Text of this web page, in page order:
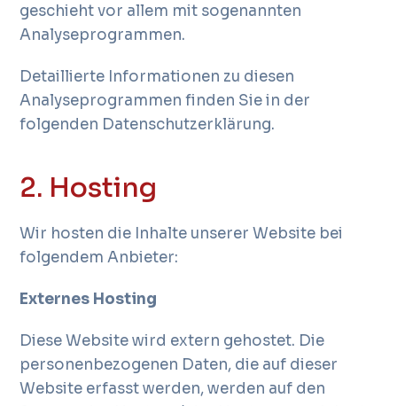
geschieht vor allem mit sogenannten
Analyseprogrammen.
Detaillierte Informationen zu diesen
Analyseprogrammen finden Sie in der
folgenden Datenschutzerklärung.
2. Hosting
Wir hosten die Inhalte unserer Website bei
folgendem Anbieter:
Externes Hosting
Diese Website wird extern gehostet. Die
personenbezogenen Daten, die auf dieser
Website erfasst werden, werden auf den